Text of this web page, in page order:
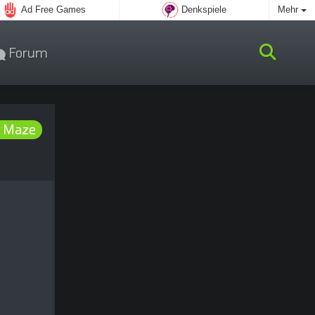
Ad Free Games Denkspiele Mehr
Forum
Maze